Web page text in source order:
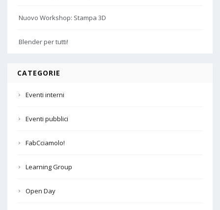
Nuovo Workshop: Stampa 3D
Blender per tutti!
CATEGORIE
Eventi interni
Eventi pubblici
FabCciamolo!
Learning Group
Open Day